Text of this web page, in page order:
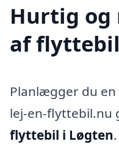
Hurtig og
af
Planlægger du
lej-en-flyttebil.nu
flyttebil i Løgten